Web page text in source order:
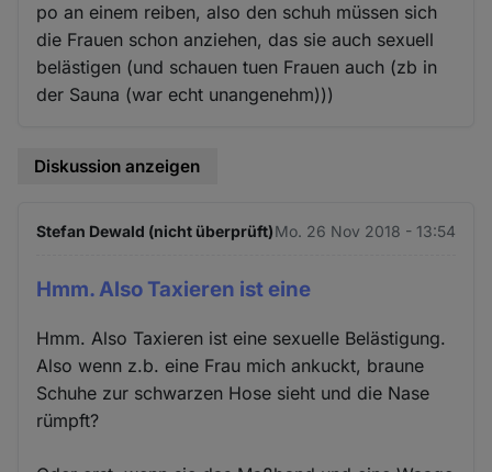
po an einem reiben, also den schuh müssen sich
die Frauen schon anziehen, das sie auch sexuell
belästigen (und schauen tuen Frauen auch (zb in
der Sauna (war echt unangenehm)))
Diskussion anzeigen
Stefan Dewald (nicht überprüft)Mo. 26 Nov 2018 - 13:54
Hmm. Also Taxieren ist eine
Hmm. Also Taxieren ist eine sexuelle Belästigung.
Also wenn z.b. eine Frau mich ankuckt, braune
Schuhe zur schwarzen Hose sieht und die Nase
rümpft?